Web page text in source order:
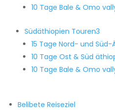
10 Tage Bale & Omo
Südäthiopien Touren3
15 Tage Nord- und Süd-
10 Tage Ost & Süd
10 Tage Bale & Omo
Belibete Reiseziel